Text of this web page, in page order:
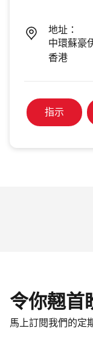
地址：
中環蘇豪
香港
指示
令你翹首
馬上訂閱我們的定